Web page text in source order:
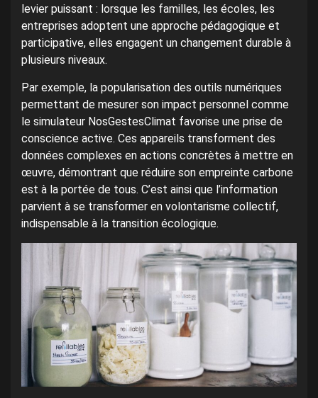
levier puissant : lorsque les familles, les écoles, les
entreprises adoptent une approche pédagogique et
participative, elles engagent un changement durable à
plusieurs niveaux.
Par exemple, la popularisation des outils numériques
permettant de mesurer son impact personnel comme
le simulateur NosGestesClimat favorise une prise de
conscience active. Ces appareils transforment des
données complexes en actions concrètes à mettre en
œuvre, démontrant que réduire son empreinte carbone
est à la portée de tous. C’est ainsi que l’information
parvient à se transformer en volontarisme collectif,
indispensable à la transition écologique.